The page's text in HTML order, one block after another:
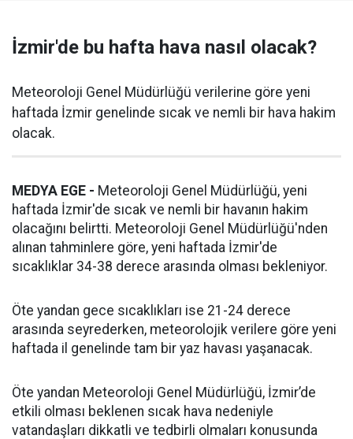
İzmir'de bu hafta hava nasıl olacak?
Meteoroloji Genel Müdürlüğü verilerine göre yeni
haftada İzmir genelinde sıcak ve nemli bir hava hakim
olacak.
MEDYA EGE - Meteoroloji Genel Müdürlüğü, yeni
haftada İzmir'de sıcak ve nemli bir havanın hakim
olacağını belirtti. Meteoroloji Genel Müdürlüğü'nden
alınan tahminlere göre, yeni haftada İzmir'de
sıcaklıklar 34-38 derece arasında olması bekleniyor.
Öte yandan gece sıcaklıkları ise 21-24 derece
arasında seyrederken, meteorolojik verilere göre yeni
haftada il genelinde tam bir yaz havası yaşanacak.
Öte yandan Meteoroloji Genel Müdürlüğü, İzmir’de
etkili olması beklenen sıcak hava nedeniyle
vatandaşları dikkatli ve tedbirli olmaları konusunda